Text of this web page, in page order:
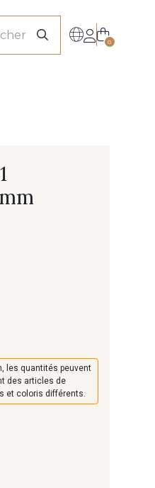
0
les quantités peuvent
des articles de
et coloris différents.